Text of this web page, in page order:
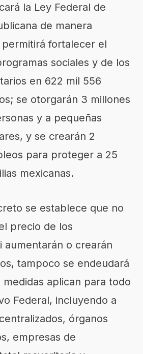
la Ley Federal de
de manera
fortalecer el
sociales y de los
en 622 mil 556
se otorgarán 3 millones
y a pequeñas
y se crearán 2
para proteger a 25
mexicanas.
se establece que no
precio de los
aumentarán o crearán
tampoco se endeudará
aplican para todo
Federal, incluyendo a
órganos
empresas de